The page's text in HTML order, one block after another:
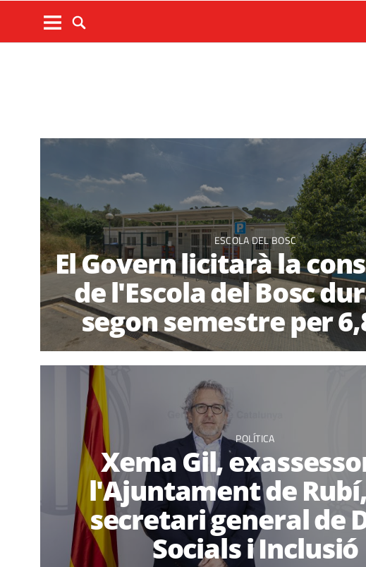
ESCOLA DEL BOSC
El Govern licitarà la
de l'Escola del Bosc
segon semestre per
POLÍTICA
Xema Gil,
l'Ajuntament de
secretari general de
Socials i Inclusió